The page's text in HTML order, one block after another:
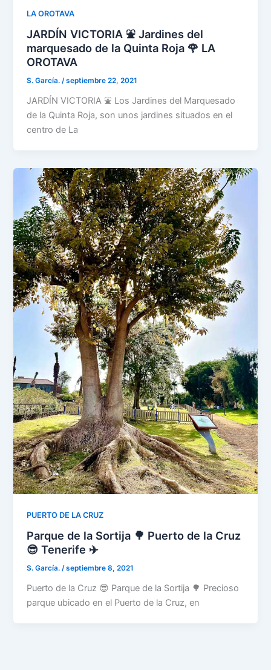
LA OROTAVA
JARDÍN VICTORIA ⛲ Jardines del
marquesado de la Quinta Roja 🌹 LA
OROTAVA
S. García./septiembre 22, 2021
JARDÍN VICTORIA ⛲ Los Jardines del Marquesado
de la Quinta Roja, son unos jardines situados en el
centro de La
PUERTO DE LA CRUZ
Parque de la Sortija 🌳 Puerto de la Cruz
😎 Tenerife ✈️
S. García./septiembre 8, 2021
Puerto de la Cruz 😎 Parque de la Sortija 🌳 Precioso
parque ubicado en el Puerto de la Cruz, en